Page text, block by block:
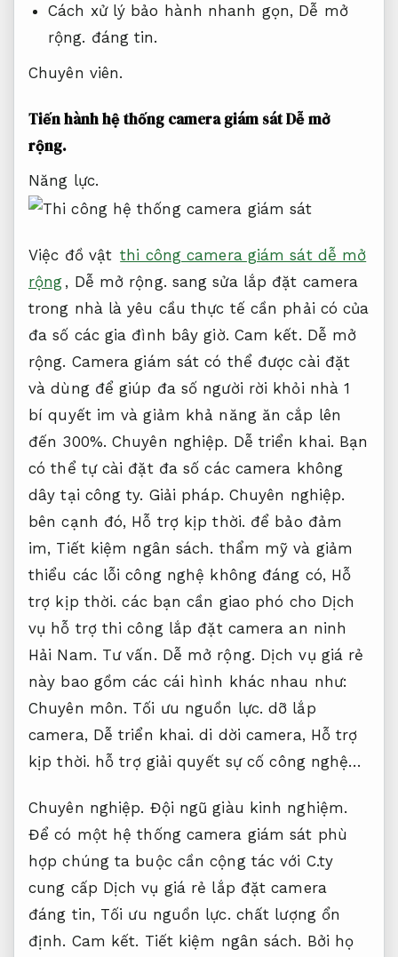
Cách xử lý bảo hành nhanh gọn, Dễ mở
rộng. đáng tin.
Chuyên viên.
Tiến hành hệ thống camera giám sátDễ mở
rộng.
Năng lực.
Việc đồ vật thi công camera giám sát dễ mở
rộng , Dễ mở rộng. sang sửa lắp đặt camera
trong nhà là yêu cầu thực tế cần phải có của
đa số các gia đình bây giờ. Cam kết. Dễ mở
rộng. Camera giám sát có thể được cài đặt
và dùng để giúp đa số người rời khỏi nhà 1
bí quyết im và giảm khả năng ăn cắp lên
đến 300%. Chuyên nghiệp. Dễ triển khai. Bạn
có thể tự cài đặt đa số các camera không
dây tại công ty. Giải pháp. Chuyên nghiệp.
bên cạnh đó, Hỗ trợ kịp thời. để bảo đảm
im, Tiết kiệm ngân sách. thẩm mỹ và giảm
thiểu các lỗi công nghệ không đáng có, Hỗ
trợ kịp thời. các bạn cần giao phó cho Dịch
vụ hỗ trợ thi công lắp đặt camera an ninh
Hải Nam. Tư vấn. Dễ mở rộng. Dịch vụ giá rẻ
này bao gồm các cái hình khác nhau như:
Chuyên môn. Tối ưu nguồn lực. dỡ lắp
camera, Dễ triển khai. di dời camera, Hỗ trợ
kịp thời. hỗ trợ giải quyết sự cố công nghệ…
Chuyên nghiệp. Đội ngũ giàu kinh nghiệm.
Để có một hệ thống camera giám sát phù
hợp chúng ta buộc cần cộng tác với C.ty
cung cấp Dịch vụ giá rẻ lắp đặt camera
đáng tin, Tối ưu nguồn lực. chất lượng ổn
định. Cam kết. Tiết kiệm ngân sách. Bởi họ